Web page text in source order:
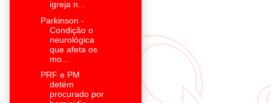
igreja n...
Parkinson -
Condição o
neurológica
que afeta os
mo...
PRF e PM
detém
procurado por